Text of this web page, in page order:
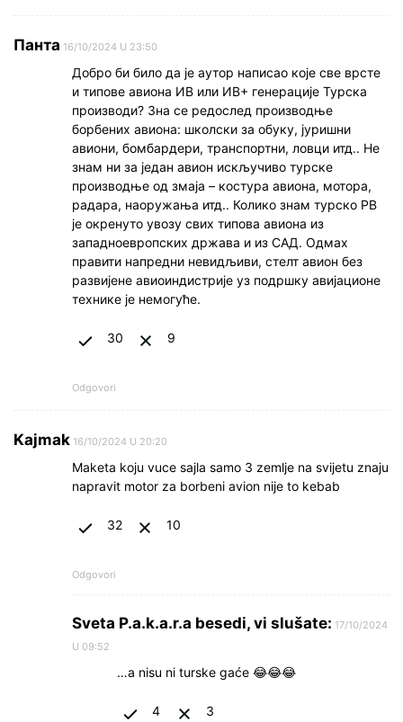
Панта 16/10/2024 U 23:50
Добро би било да је аутор написао које све врсте
и типове авиона ИВ или ИВ+ генерације Турска
производи? Зна се редослед производње
борбених авиона: школски за обуку, јуришни
авиони, бомбардери, транспортни, ловци итд.. Не
знам ни за један авион искључиво турске
производње од змаја – костура авиона, мотора,
радара, наоружања итд.. Колико знам турско РВ
је окренуто увозу свих типова авиона из
западноевропских држава и из САД. Одмах
правити напредни невидљиви, стелт авион без
развијене авиоиндистрије уз подршку авијационе
технике је немогуће.
30 9
Odgovori
Kajmak 16/10/2024 U 20:20
Maketa koju vuce sajla samo 3 zemlje na svijetu znaju
napravit motor za borbeni avion nije to kebab
32 10
Odgovori
Sveta P.a.k.a.r.a besedi, vi slušate: 17/10/2024
U 09:52
…a nisu ni turske gaće 😂😂😂
4 3